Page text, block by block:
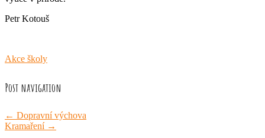
Petr Kotouš
Akce školy
Post navigation
← Dopravní výchova
Kramaření →